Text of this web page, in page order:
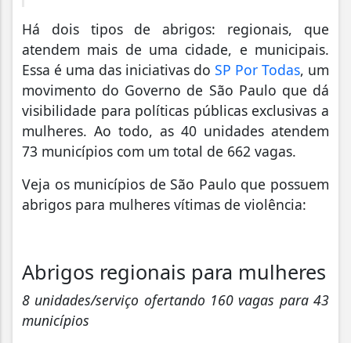
Há dois tipos de abrigos: regionais, que
atendem mais de uma cidade, e municipais.
Essa é uma das iniciativas do SP Por Todas, um
movimento do Governo de São Paulo que dá
visibilidade para políticas públicas exclusivas a
mulheres. Ao todo, as 40 unidades atendem
73 municípios com um total de 662 vagas.
Veja os municípios de São Paulo que possuem
abrigos para mulheres vítimas de violência:
Abrigos regionais para mulheres
8 unidades/serviço ofertando 160 vagas para 43
municípios